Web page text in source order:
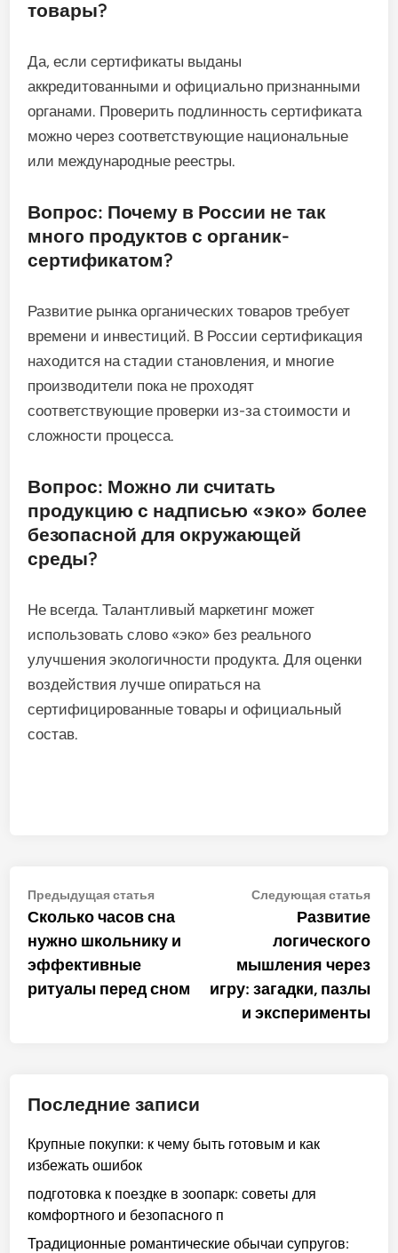
товары?
Да, если сертификаты выданы
аккредитованными и официально признанными
органами. Проверить подлинность сертификата
можно через соответствующие национальные
или международные реестры.
Вопрос: Почему в России не так
много продуктов с органик-
сертификатом?
Развитие рынка органических товаров требует
времени и инвестиций. В России сертификация
находится на стадии становления, и многие
производители пока не проходят
соответствующие проверки из-за стоимости и
сложности процесса.
Вопрос: Можно ли считать
продукцию с надписью «эко» более
безопасной для окружающей
среды?
Не всегда. Талантливый маркетинг может
использовать слово «эко» без реального
улучшения экологичности продукта. Для оценки
воздействия лучше опираться на
сертифицированные товары и официальный
состав.
Навигация
по
записям
Предыдущая статьяПредыдущая
статья:
Сколько часов сна
нужно школьнику и
эффективные
ритуалы перед сном
Следующая статья
Развитие
логического
мышления через
игру: загадки, пазлы
и эксперименты
Последние записи
Крупные покупки: к чему быть готовым и как
избежать ошибок
подготовка к поездке в зоопарк: советы для
комфортного и безопасного п
Традиционные романтические обычаи супругов: